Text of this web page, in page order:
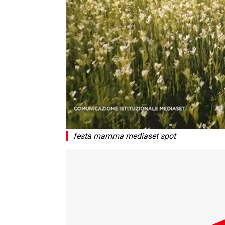
festa mamma mediaset spot